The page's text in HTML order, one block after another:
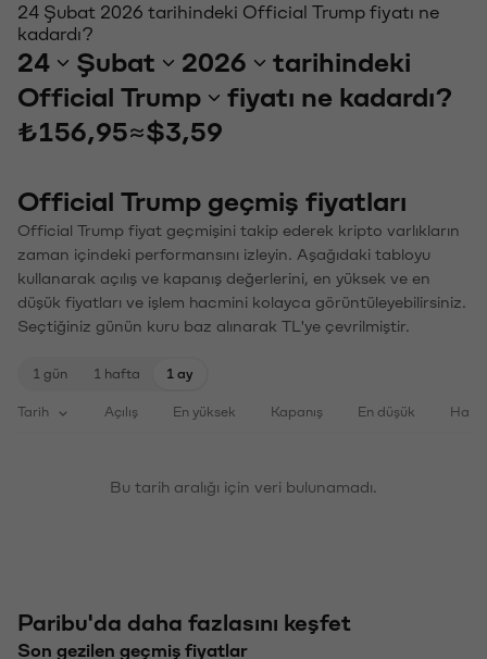
24 Şubat 2026 tarihindeki Official Trump fiyatı ne
kadardı?
24 Şubat 2026
tarihindeki
Official Trump
fiyatı ne kadardı?
₺156,95≈$3,59
Official Trump geçmiş fiyatları
Official Trump fiyat geçmişini takip ederek kripto varlıkların
zaman içindeki performansını izleyin. Aşağıdaki tabloyu
kullanarak açılış ve kapanış değerlerini, en yüksek ve en
düşük fiyatları ve işlem hacmini kolayca görüntüleyebilirsiniz.
Seçtiğiniz günün kuru baz alınarak TL'ye çevrilmiştir.
1 gün 1 hafta 1 ay
Tarih Açılış En yüksek Kapanış En düşük
Bu tarih aralığı için veri bulunamadı.
Paribu'da daha fazlasını keşfet
Son gezilen geçmiş fiyatlar